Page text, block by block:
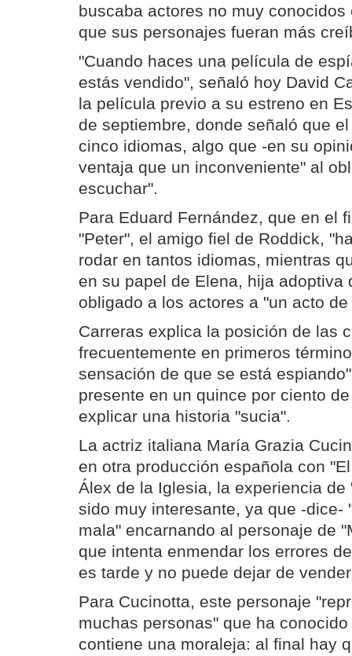
buscaba actores no muy
que sus personajes fueran más
"Cuando haces una película de
estás vendido", señaló hoy David
la película previo a su estreno en
de septiembre, donde señaló que
cinco idiomas, algo que -en su
ventaja que un inconveniente" al
escuchar".
Para Eduard Fernández, que en el
"Peter", el amigo fiel de Roddick,
rodar en tantos idiomas, mientras
en su papel de Elena, hija adoptiva
obligado a los actores a "un acto
Carreras explica la posición de las
frecuentemente en primeros
sensación de que se está
presente en un quince por ciento
explicar una historia "sucia".
La actriz italiana María Grazia
en otra producción española con
Álex de la Iglesia, la experiencia de
sido muy interesante, ya que -dice-
mala" encarnando al personaje de
que intenta enmendar los errores
es tarde y no puede dejar de
Para Cucinotta, este personaje
muchas personas" que ha
contiene una moraleja: al final hay